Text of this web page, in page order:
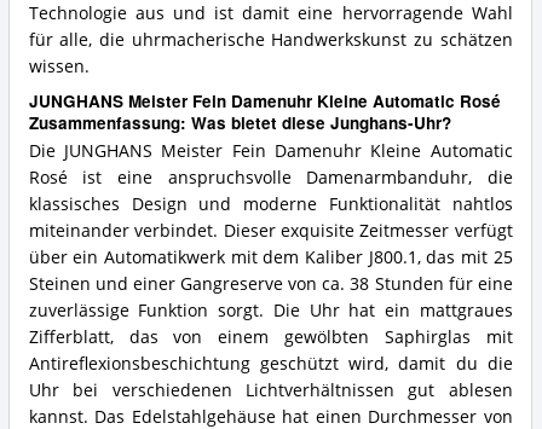
Technologie aus und ist damit eine hervorragende Wahl
für alle, die uhrmacherische Handwerkskunst zu schätzen
wissen.
JUNGHANS Meister Fein Damenuhr Kleine Automatic Rosé
Zusammenfassung: Was bietet diese Junghans-Uhr?
Die JUNGHANS Meister Fein Damenuhr Kleine Automatic
Rosé ist eine anspruchsvolle Damenarmbanduhr, die
klassisches Design und moderne Funktionalität nahtlos
miteinander verbindet. Dieser exquisite Zeitmesser verfügt
über ein Automatikwerk mit dem Kaliber J800.1, das mit 25
Steinen und einer Gangreserve von ca. 38 Stunden für eine
zuverlässige Funktion sorgt. Die Uhr hat ein mattgraues
Zifferblatt, das von einem gewölbten Saphirglas mit
Antireflexionsbeschichtung geschützt wird, damit du die
Uhr bei verschiedenen Lichtverhältnissen gut ablesen
kannst. Das Edelstahlgehäuse hat einen Durchmesser von